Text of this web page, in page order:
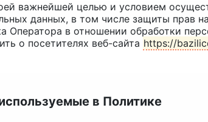
важнейшей целью и условием
данных, в том числе защиты прав
Оператора в отношении обработки
о посетителях веб-сайта https://
в Политике